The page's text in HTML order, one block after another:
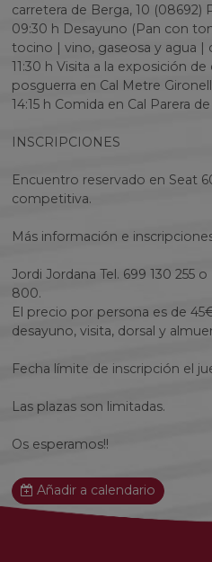
carretera de Berga, 10 (08692)
09:30 h Desayuno (Pan con
tocino | vino, gaseosa y agua |
11:30 h Visita a la exposición
posguerra en Cal Metre
14:15 h Comida en Cal Parera
INSCRIPCIONES
Encuentro reservado en Seat
competitiva.
Más información e
Jordi Jordana Tel. 699 130 255 o
800.
El precio por persona es de
desayuno, visita, dorsal y
Fecha límite de inscripción el
Las plazas son limitadas.
Os esperamos!!
Añadir a calendario